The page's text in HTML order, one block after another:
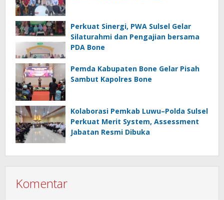
Perkuat Sinergi, PWA Sulsel Gelar
Silaturahmi dan Pengajian bersama
PDA Bone
Pemda Kabupaten Bone Gelar Pisah
Sambut Kapolres Bone
Kolaborasi Pemkab Luwu–Polda Sulsel
Perkuat Merit System, Assessment
Jabatan Resmi Dibuka
Komentar